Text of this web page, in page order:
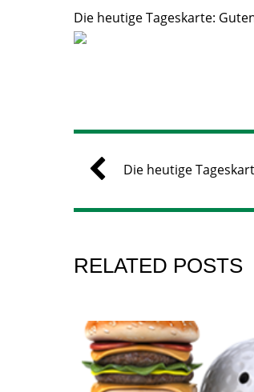
Die heutige Tageskarte:
Die heutige
RELATED POSTS